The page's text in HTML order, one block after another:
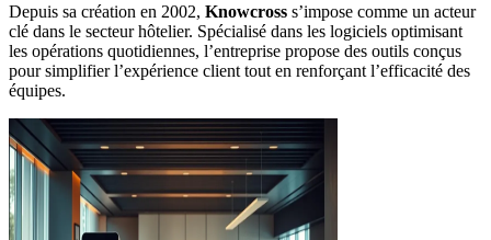
Depuis sa création en 2002, Knowcross s’impose comme un acteur
clé dans le secteur hôtelier. Spécialisé dans les logiciels optimisant
les opérations quotidiennes, l’entreprise propose des outils conçus
pour simplifier l’expérience client tout en renforçant l’efficacité des
équipes.